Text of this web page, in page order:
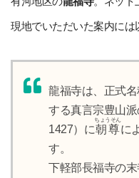
現地でいただいた案内には
龍福寺は、正式
する真言宗豊山
1427）に朝尊
ちょうそん
に
す。
下軽部長福寺の